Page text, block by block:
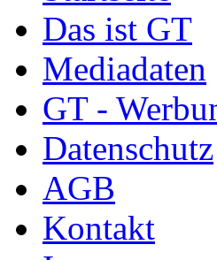
Das ist GT
Mediadaten
GT -
Datenschutz
AGB
Kontakt